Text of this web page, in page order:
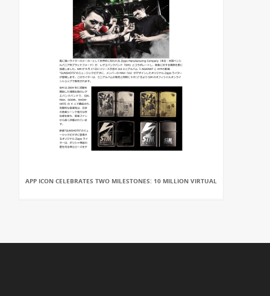
APP ICON CELEBRATES TWO MILESTONES: 10 MILLION VIRTUAL